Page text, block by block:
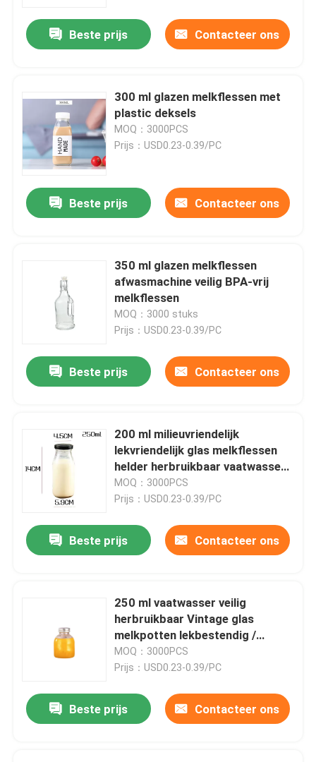
Huis
Beste prijs Contacteer ons
300 ml glazen melkflessen met
plastic deksels
MOQ：3000PCS
Prijs：USD0.23-0.39/PC
Beste prijs Contacteer ons
350 ml glazen melkflessen
afwasmachine veilig BPA-vrij
melkflessen
MOQ：3000 stuks
Prijs：USD0.23-0.39/PC
Beste prijs Contacteer ons
200 ml milieuvriendelijk
lekvriendelijk glas melkflessen
helder herbruikbaar vaatwasser
kluisje
MOQ：3000PCS
Prijs：USD0.23-0.39/PC
Beste prijs Contacteer ons
250 ml vaatwasser veilig
herbruikbaar Vintage glas
melkpotten lekbestendig /
herbruikbaar met ML capaciteit
MOQ：3000PCS
Prijs：USD0.23-0.39/PC
Beste prijs Contacteer ons